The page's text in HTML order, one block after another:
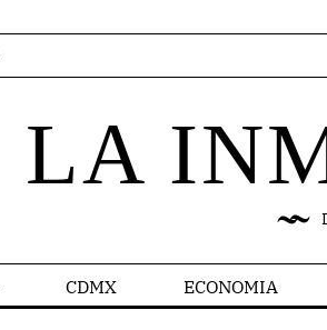
LA
CDMX ECONOMIA